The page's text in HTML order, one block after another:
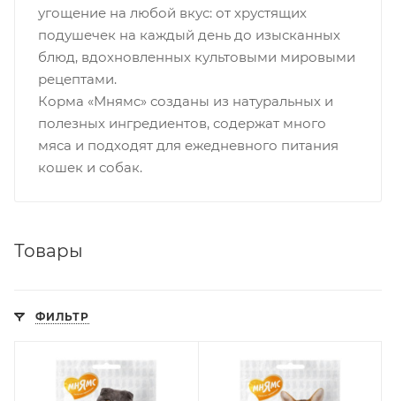
угощение на любой вкус: от хрустящих
подушечек на каждый день до изысканных
блюд, вдохновленных культовыми мировыми
рецептами.
Корма «Мнямс» созданы из натуральных и
полезных ингредиентов, содержат много
мяса и подходят для ежедневного питания
кошек и собак.
Товары
ФИЛЬТР